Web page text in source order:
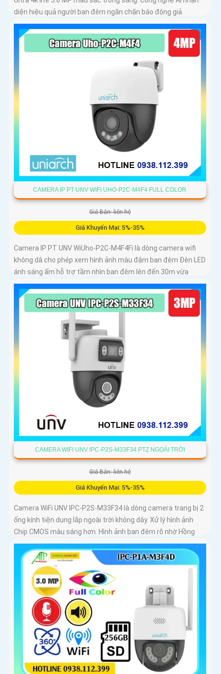
diện hiệu quả người ban đêm ngăn chặn báo động giả
CAMERA IP PT UNV WIFI UHO-P2C-M4F4 FULL COLOR
Giá Bán: liên hệ
Giá Khuyến Mại: 5%-35%
Camera IP PT UNV WiUho-P2C-M4F4Fi là dòng camera wifi
không dâ cho phép xem hình ảnh màu đậm ban đêm Đèn LED
ánh sáng ấm hỗ trợ tầm nhìn ban đêm lên đến 30m vừa
chiếu sáng vừa cảnh báo với độ phân giải 4
CAMERA WIFI UNV IPC-P2S-M33F34 PTZ NGOÀI TRỜI
Giá Bán: liên hệ
Giá Khuyến Mại: 5%-35%
Camera WiFi UNV IPC-P2S-M33F34 là dòng camera trang bị 2
ống kính tiện dụng lắp ngoài trời không dây. Xử lý hình ảnh
Chip CMOS màu sáng hơn. Hình ảnh ban đêm rõ nhờ Hồng
Ngoại 30m